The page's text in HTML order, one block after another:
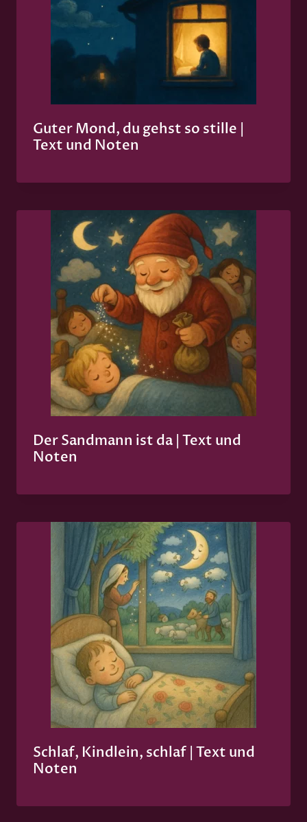
Guter Mond, du gehst so stille |
Text und Noten
Der Sandmann ist da | Text und
Noten
Schlaf, Kindlein, schlaf | Text und
Noten